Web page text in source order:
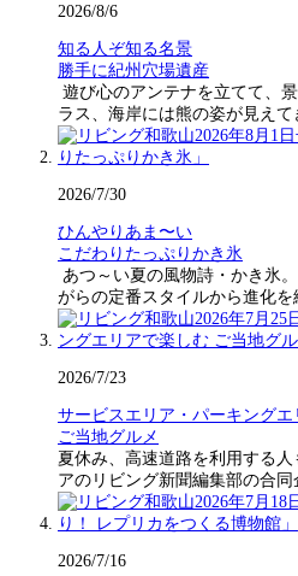
2026/8/6
知る人ぞ知る名景
勝手に紀州穴場遺産
遊び心のアンテナを立てて、
ラス、海岸には熊の姿が見え
2026/7/30
ひんやりあま〜い
こだわりたっぷりかき氷
あつ～い夏の風物詩・かき氷
がらの定番スタイルから進化を
2026/7/23
サービスエリア・パーキング
ご当地グルメ
夏休み、高速道路を利用する
アのリビング新聞編集部の合同
2026/7/16